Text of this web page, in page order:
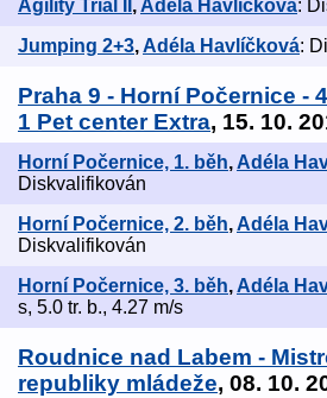
Agility Trial II , Adéla Havlíčková:
Jumping 2+3,Adéla Havlíčková:
Praha 9 - Horní Počernice -
1 Pet center Extra, 15. 10.
Horní Počernice, 1. běh, Adéla
Diskvalifikován
Horní Počernice, 2. běh,Adéla
Diskvalifikován
Horní Počernice, 3. běh, Adéla
s, 5.0 tr. b., 4.27 m/s
Roudnice nad Labem -
republiky mládeže, 08. 10.